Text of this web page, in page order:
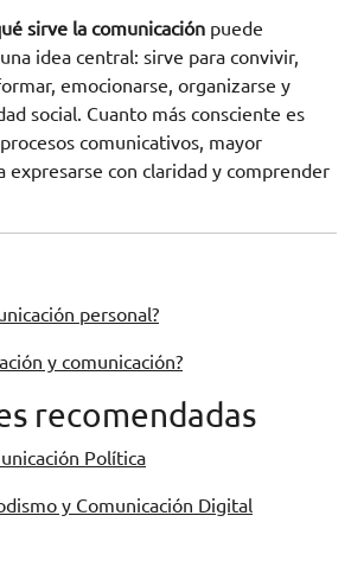
sirve la comunicación puede
idea central: sirve para convivir,
emocionarse, organizarse y
social. Cuanto más consciente es
comunicativos, mayor
expresarse con claridad y comprender
personal?
y comunicación?
recomendadas
Política
y Comunicación Digital